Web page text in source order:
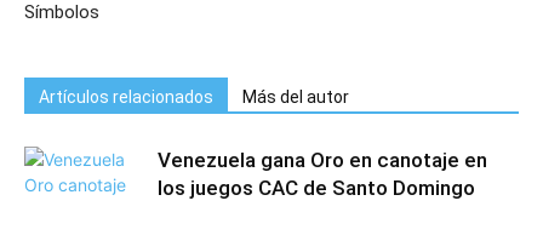
Símbolos
Artículos relacionados Más del autor
Venezuela gana Oro en canotaje en
los juegos CAC de Santo Domingo